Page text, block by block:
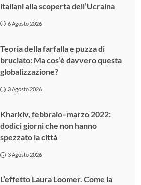
italiani alla scoperta dell’Ucraina
6 Agosto 2026
Teoria della farfalla e puzza di
bruciato: Ma cos’è davvero questa
globalizzazione?
3 Agosto 2026
Kharkiv, febbraio–marzo 2022:
dodici giorni che non hanno
spezzato la città
3 Agosto 2026
L’effetto Laura Loomer. Come la